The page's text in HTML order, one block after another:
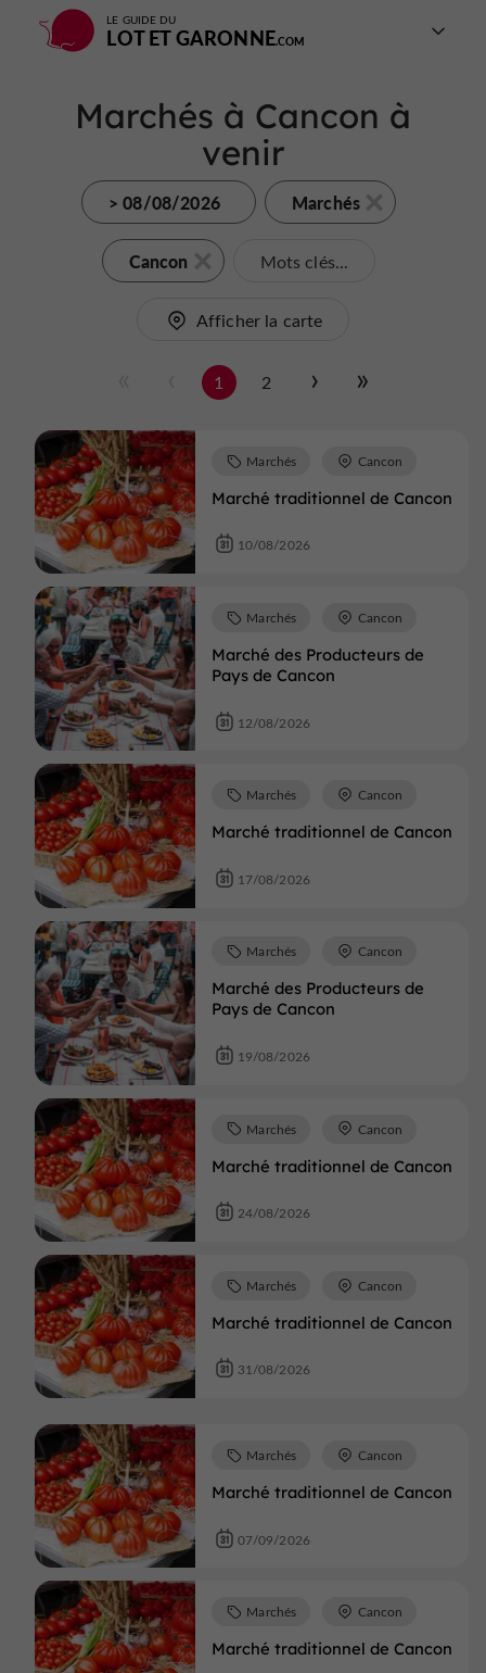
LE GUIDE DU
LOT ET GARONNE
Marchés à Cancon à
venir
> 08/08/2026 Marchés
Cancon Mots clés...
Afficher la carte
1 2
Marché traditionnel de Cancon
Marchés Cancon
10/08/2026
Marché des Producteurs de
Pays de Cancon
Marchés Cancon
12/08/2026
Marché traditionnel de Cancon
Marchés Cancon
17/08/2026
Marché des Producteurs de
Pays de Cancon
Marchés Cancon
19/08/2026
Marché traditionnel de Cancon
Marchés Cancon
24/08/2026
Marché traditionnel de Cancon
Marchés Cancon
31/08/2026
Marché traditionnel de Cancon
Marchés Cancon
07/09/2026
Marché traditionnel de Cancon
Marchés Cancon